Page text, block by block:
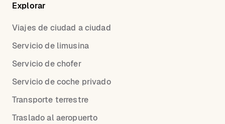
Explorar
Viajes de ciudad a ciudad
Servicio de limusina
Servicio de chofer
Servicio de coche privado
Transporte terrestre
Traslado al aeropuerto